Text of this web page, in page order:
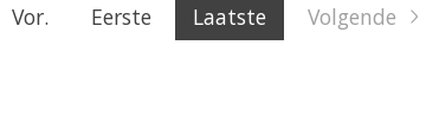
Vor. Eerste Laatste Volgende